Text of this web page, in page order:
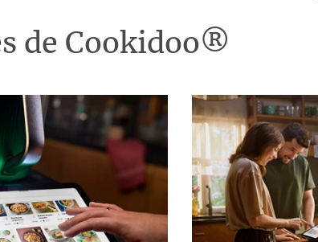
de Cookidoo®